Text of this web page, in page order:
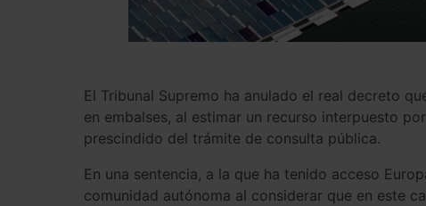
El Tribunal Supremo ha anulado el real decreto
en embalses, al estimar un recurso interpuesto
prescindido del trámite de consulta pública.
En una sentencia, a la que ha tenido acceso
comunidad autónoma al considerar que en este